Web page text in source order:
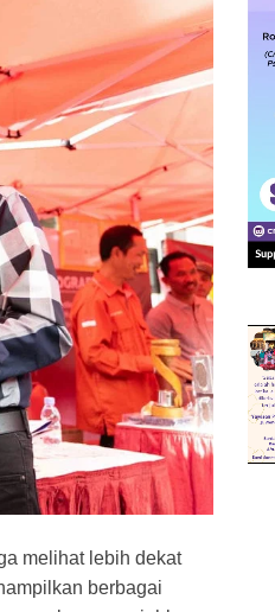
melihat lebih dekat
berbagai